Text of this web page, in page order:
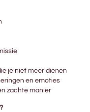
je niet meer dienen
en emoties
zachte manier